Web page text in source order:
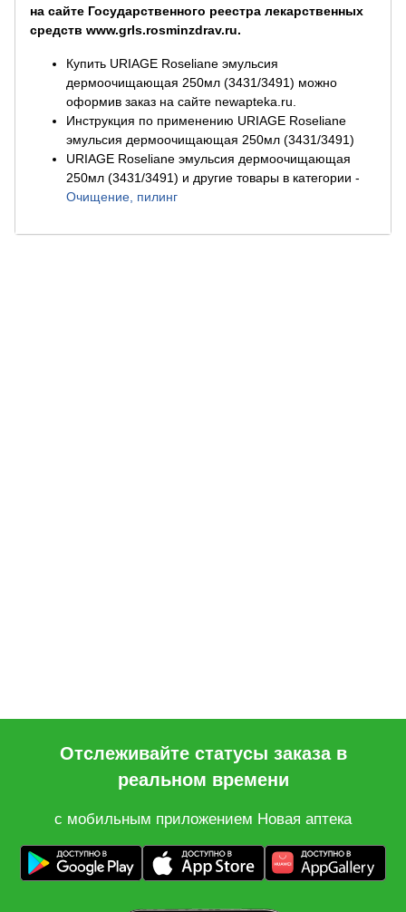
на сайте Государственного реестра лекарственных
средств www.grls.rosminzdrav.ru.
Купить URIAGE Roseliane эмульсия
дермоочищающая 250мл (3431/3491) можно
оформив заказ на сайте newapteka.ru.
Инструкция по применению URIAGE Roseliane
эмульсия дермоочищающая 250мл (3431/3491)
URIAGE Roseliane эмульсия дермоочищающая
250мл (3431/3491) и другие товары в категории -
Очищение, пилинг
Отслеживайте статусы заказа в
реальном времени
с мобильным приложением Новая аптека